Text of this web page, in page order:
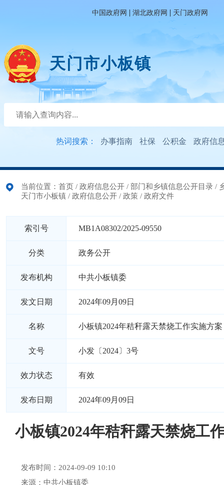
中国政府网 | 湖北政府网 | 天门政府网
天门市小板镇
热词搜索： 办事指南 社保 公积金 政府信
当前位置： 首页 / 政府信息公开 / 部门和乡镇信息公开目录 /
天门市小板镇 / 政府信息公开 / 政策 / 政府文件
索引号 MB1A08302/2025-09550
分类 政务公开
发布机构 中共小板镇委
发文日期 2024年09月09日
名称 小板镇2024年秸秆露天禁烧工作实施方案
文号 小发〔2024〕3号
效力状态 有效
发布日期 2024年09月09日
小板镇2024年秸秆露天禁烧工
发布时间：2024-09-09 10:10
来源：中共小板镇委